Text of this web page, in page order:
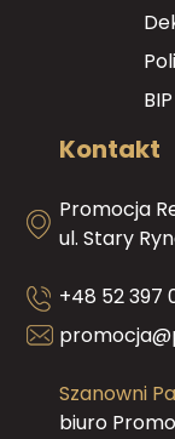
BIP
Kontakt
Promocja
ul. Stary
+48 52 397
Szanowni
biuro